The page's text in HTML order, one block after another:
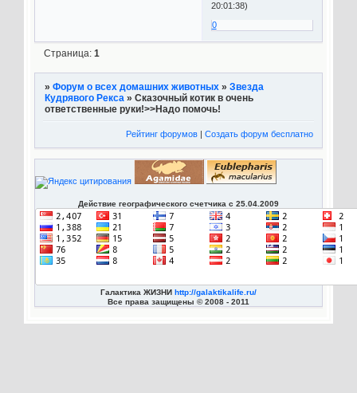
20:01:38)
0
Страница: 1
» Форум о всех домашних животных » Звезда
Кудрявого Рекса » Сказочный котик в очень
ответственные руки!>>Надо помочь!
Рейтинг форумов |Создать форум бесплатно
Действие географического счетчика с 25.04.2009
Галактика ЖИЗНИ http://galaktikalife.ru/
Все права защищены © 2008 - 2011